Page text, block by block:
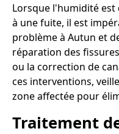
Lorsque l'humidité
à une fuite, il est
problème à Autun et
réparation des
ou la correction de
ces interventions,
zone affectée pour
Traitement